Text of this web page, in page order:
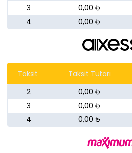
3
0,00 ₺
4
0,00 ₺
Taksit Taksit Tutarı
2
0,00 ₺
3
0,00 ₺
4
0,00 ₺